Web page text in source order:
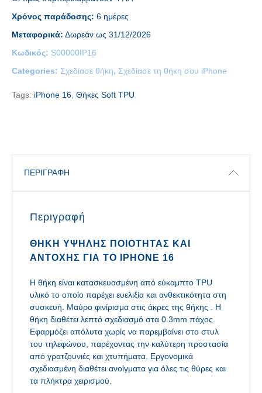
Χρόνος παράδοσης: 6 ημέρες
Μεταφορικά: Δωρεάν ως 31/12/2026
Κωδικός: S00000IP16
Categories: Σχεδίασε θήκη, Σχεδίασε τη θήκη σου iPhone
Tags: iPhone 16 Θήκες Soft TPU
ΠΕΡΙΓΡΑΦΉ
Περιγραφή
ΘΉΚΗ ΥΨΗΛΉΣ ΠΟΙΌΤΗΤΑΣ ΚΑΙ
ΑΝΤΟΧΉΣ ΓΙΑ ΤΟ IPHONE 16
Η θήκη είναι κατασκευασμένη από εύκαμπτο TPU
υλικό το οποίο παρέχει ευελιξία και ανθεκτικότητα στη
συσκευή. Μαύρο φινίρισμα στις άκρες της θήκης . Η
θήκη διαθέτει λεπτό σχεδιασμό στα 0.3mm πάχος.
Εφαρμόζει απόλυτα χωρίς να παρεμβαίνει στο στυλ
του τηλεφώνου, παρέχοντας την καλύτερη προστασία
από γρατζουνιές και χτυπήματα. Εργονομικά
σχεδιασμένη διαθέτει ανοίγματα για όλες τις θύρες και
τα πλήκτρα χειρισμού.